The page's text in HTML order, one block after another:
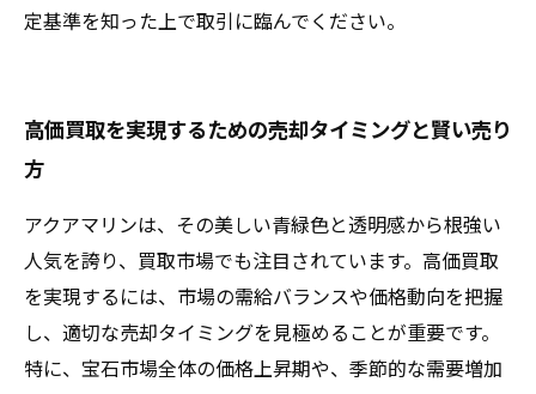
定基準を知った上で取引に臨んでください。
高価買取を実現するための売却タイミングと賢い売り
方
アクアマリンは、その美しい青緑色と透明感から根強い
人気を誇り、買取市場でも注目されています。高価買取
を実現するには、市場の需給バランスや価格動向を把握
し、適切な売却タイミングを見極めることが重要です。
特に、宝石市場全体の価格上昇期や、季節的な需要増加